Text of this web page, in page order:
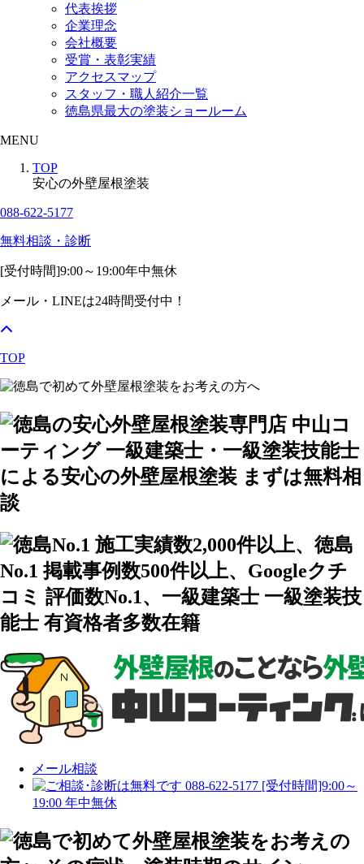
代表挨拶
企業理念
会社概要
受賞・表彰実績
アクセスマップ
スタッフ・職人紹介一覧
徳島県最大の塗装ショールーム
MENU
TOP
安心の外壁屋根塗装
088-622-5177
無料相談・診断
[受付時間]9:00～19:00年中無休
メール・LINEは24時間受付中！
TOP
メール相談
088-622-5177 [受付時間]9:00～
19:00 年中無休